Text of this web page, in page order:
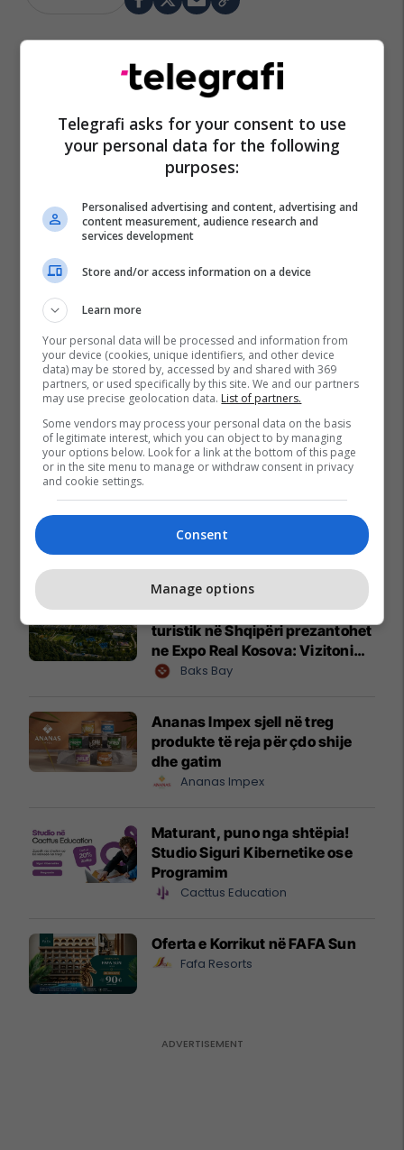
Promo Reklamo këtu
Baks Bay, projekti me i madh
turistik në Shqipëri prezantohet
ne Expo Real Kosova: Vizitoni
shtandin dhe zbuloni
Baks Bay
Ananas Impex sjell në treg
produkte të reja për çdo shije
dhe gatim
Ananas Impex
Maturant, puno nga shtëpia!
Studio Siguri Kibernetike ose
Programim
Cacttus Education
Oferta e Korrikut në FAFA Sun
Fafa Resorts
Telegrafi asks for your consent to use
your personal data for the following
purposes:
Personalised advertising and content, advertising and
content measurement, audience research and
services development
Store and/or access information on a device
Learn more
Your personal data will be processed and information from
your device (cookies, unique identifiers, and other device
data) may be stored by, accessed by and shared with 369
partners, or used specifically by this site. We and our partners
may use precise geolocation data. List of partners.
Some vendors may process your personal data on the basis
of legitimate interest, which you can object to by managing
your options below. Look for a link at the bottom of this page
or in the site menu to manage or withdraw consent in privacy
and cookie settings.
Consent
Manage options